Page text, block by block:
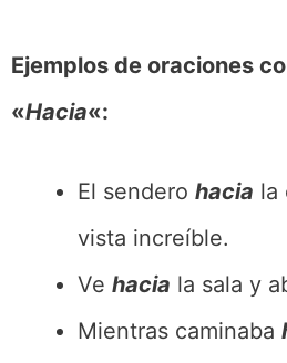
Ejemplos de oraciones
«Hacia«:
El sendero hacia la
vista increíble.
Ve hacia la sala y
Mientras caminaba